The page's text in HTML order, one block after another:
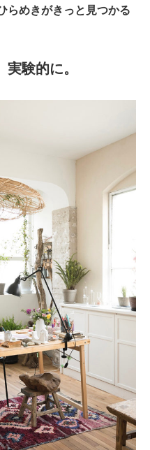
らめきがきっと見つかる
実験的に。